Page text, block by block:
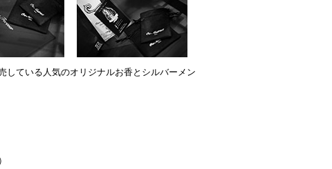
している人気のオリジナルお香とシルバーメン